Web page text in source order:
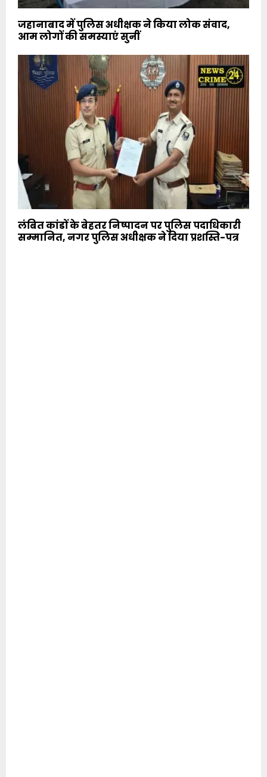
जहानाबाद में पुलिस अधीक्षक ने किया लोक संवाद,
आम लोगों की समस्याएं सुनीं
लंबित कांडों के बेहतर निष्पादन पर पुलिस पदाधिकारी
सम्मानित, नगर पुलिस अधीक्षक ने दिया प्रशस्ति-पत्र